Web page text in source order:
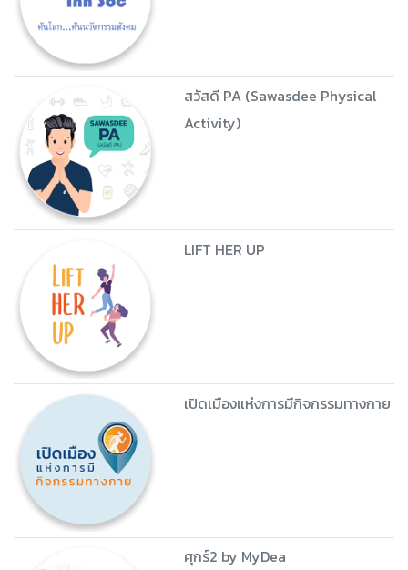
สวัสดี PA (Sawasdee Physical
Activity)
LIFT HER UP
เปิดเมืองแห่งการมีกิจกรรมทางกาย
ศุกร์2 by MyDea